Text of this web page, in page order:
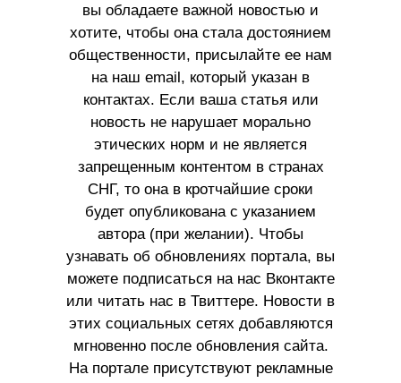
вы обладаете важной новостью и
хотите, чтобы она стала достоянием
общественности, присылайте ее нам
на наш email, который указан в
контактах. Если ваша статья или
новость не нарушает морально
этических норм и не является
запрещенным контентом в странах
СНГ, то она в кротчайшие сроки
будет опубликована с указанием
автора (при желании). Чтобы
узнавать об обновлениях портала, вы
можете подписаться на нас Вконтакте
или читать нас в Твиттере. Новости в
этих социальных сетях добавляются
мгновенно после обновления сайта.
На портале присутствуют рекламные